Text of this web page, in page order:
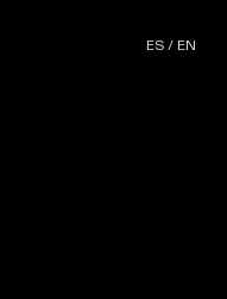
ES/EN